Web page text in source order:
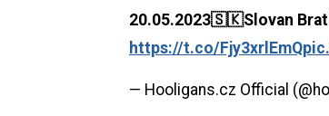
20.05.2023🇸🇰Slovan
https://t.co/Fjy3xrlEmQ
— Hooligans.cz Official